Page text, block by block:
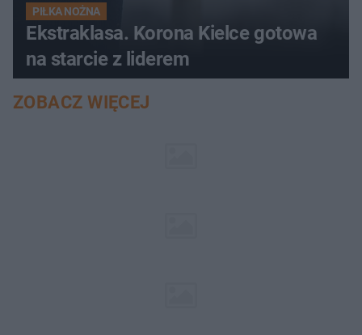
PIŁKA NOŻNA
Ekstraklasa. Korona Kielce gotowa
na starcie z liderem
ZOBACZ WIĘCEJ